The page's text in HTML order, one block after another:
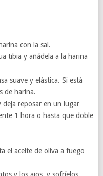
con la sal.
tibia y añádela a la harina
suave y elástica. Si está
de harina.
deja reposar en un lugar
1 hora o hasta que doble
el aceite de oliva a fuego